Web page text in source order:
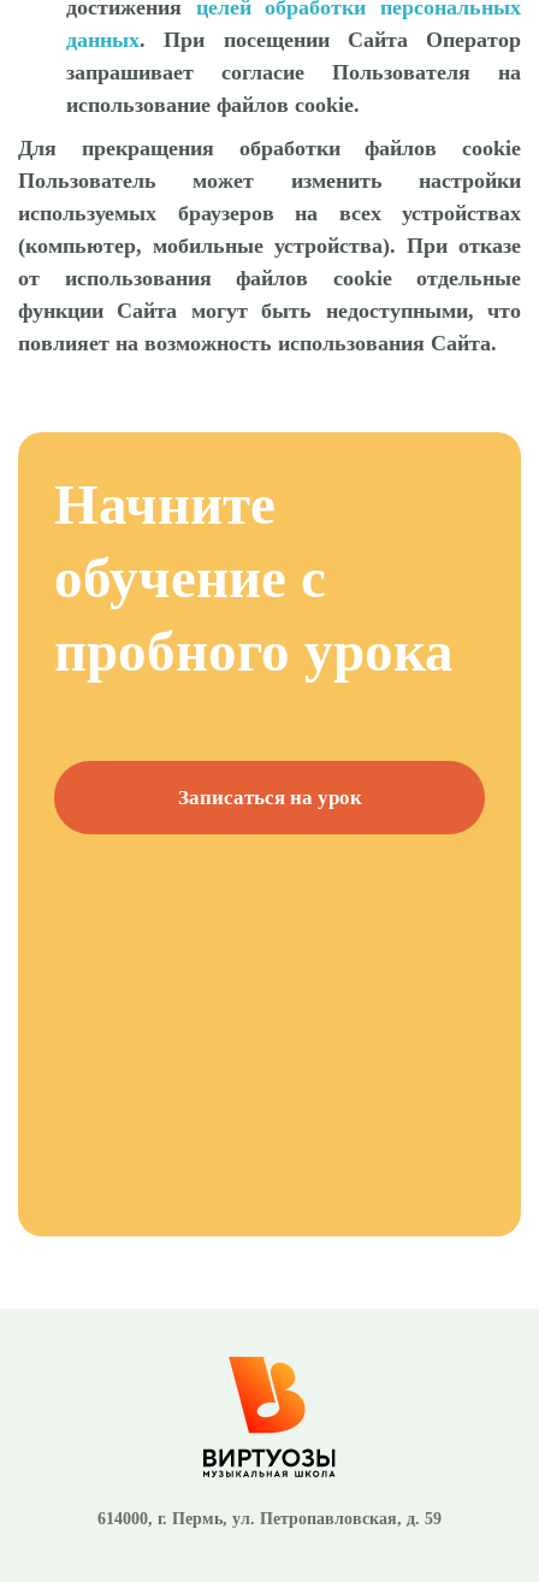
достижения целей обработки персональных
данных. При посещении Сайта Оператор
запрашивает согласие Пользователя на
использование файлов cookie.
Для прекращения обработки файлов cookie
Пользователь может изменить настройки
используемых браузеров на всех устройствах
(компьютер, мобильные устройства). При отказе
от использования файлов cookie отдельные
функции Сайта могут быть недоступными, что
повлияет на возможность использования Сайта.
Начните
обучение с
пробного урока
Записаться на урок
614000, г. Пермь, ул. Петропавловская, д. 59